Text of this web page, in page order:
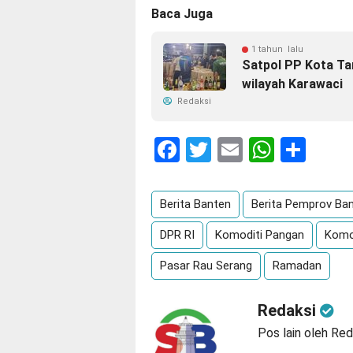
Baca Juga
1 tahun lalu
Satpol PP Kota
wilayah Karawaci
Redaksi
Facebook
Twitter
Email
Berita Banten Berita Pemprov
DPR RI Komoditi Pangan
Pasar Rau Serang Ramadan
Redaksi
Pos lain oleh